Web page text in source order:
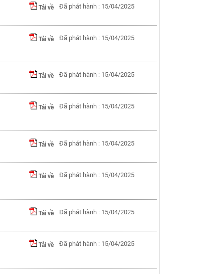
Tải về Đã phát hành : 15/04/2025
Tải về Đã phát hành : 15/04/2025
Tải về Đã phát hành : 15/04/2025
Tải về Đã phát hành : 15/04/2025
Tải về Đã phát hành : 15/04/2025
Tải về Đã phát hành : 15/04/2025
Tải về Đã phát hành : 15/04/2025
Tải về Đã phát hành : 15/04/2025